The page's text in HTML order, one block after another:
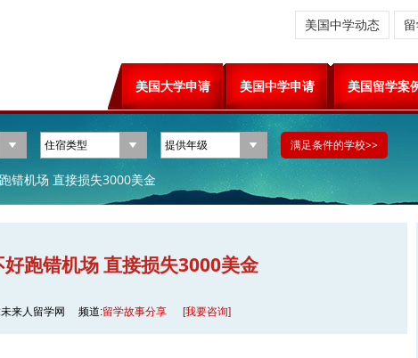
美国大学申请 美国中学申请 美国留学案
美国中学动态
错机场 直接损失3000美金
跑错机场 直接损失3000美金
来人留学网 频道:留学故事分享 [我要咨询]